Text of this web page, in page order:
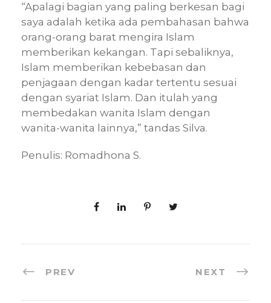
“Apalagi bagian yang paling berkesan bagi
saya adalah ketika ada pembahasan bahwa
orang-orang barat mengira Islam
memberikan kekangan. Tapi sebaliknya,
Islam memberikan kebebasan dan
penjagaan dengan kadar tertentu sesuai
dengan syariat Islam. Dan itulah yang
membedakan wanita Islam dengan
wanita-wanita lainnya,” tandas Silva.
Penulis: Romadhona S.
PREV NEXT